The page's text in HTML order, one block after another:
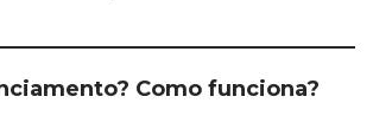
Como funciona?